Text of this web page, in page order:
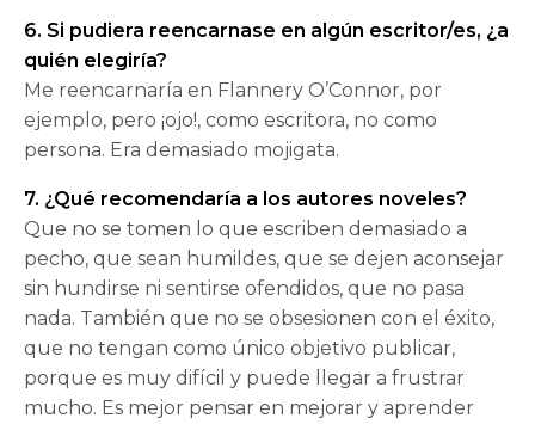
6. Si pudiera reencarnase en algún escritor/es, ¿a
quién elegiría?
Me reencarnaría en Flannery O’Connor, por
ejemplo, pero ¡ojo!, como escritora, no como
persona. Era demasiado mojigata.
7. ¿Qué recomendaría a los autores noveles?
Que no se tomen lo que escriben demasiado a
pecho, que sean humildes, que se dejen aconsejar
sin hundirse ni sentirse ofendidos, que no pasa
nada. También que no se obsesionen con el éxito,
que no tengan como único objetivo publicar,
porque es muy difícil y puede llegar a frustrar
mucho. Es mejor pensar en mejorar y aprender